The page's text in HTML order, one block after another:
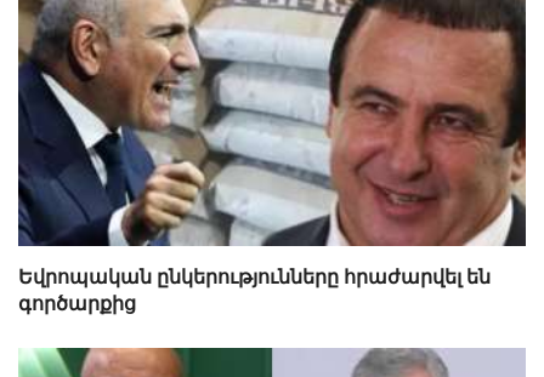
Եվրոպական ընկերությունները հրաժարվել են
գործարքից